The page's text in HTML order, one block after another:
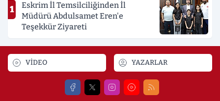
1
Eskrim İl Temsilciliğinden İl
Müdürü Abdulsamet Eren'e
Teşekkür Ziyareti
VİDEO YAZARLAR